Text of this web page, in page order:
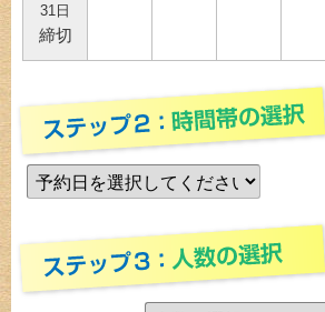
31日
締切